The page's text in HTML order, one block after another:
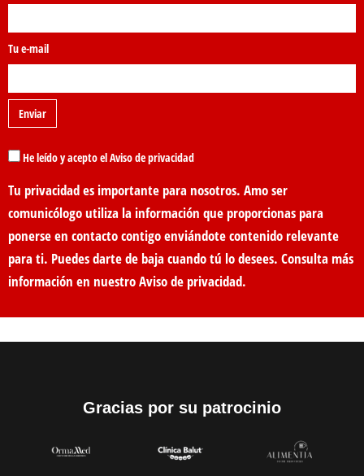
Tu e-mail
He leído y acepto el Aviso de privacidad
Tu privacidad es importante para nosotros. Amo ser
comunicólogo utiliza la información que proporcionas para
ponerse en contacto contigo enviándote contenido relevante
para ti. Puedes darte de baja cuando tú lo desees. Consulta más
información en nuestroAviso de privacidad.
Gracias por su patrocinio